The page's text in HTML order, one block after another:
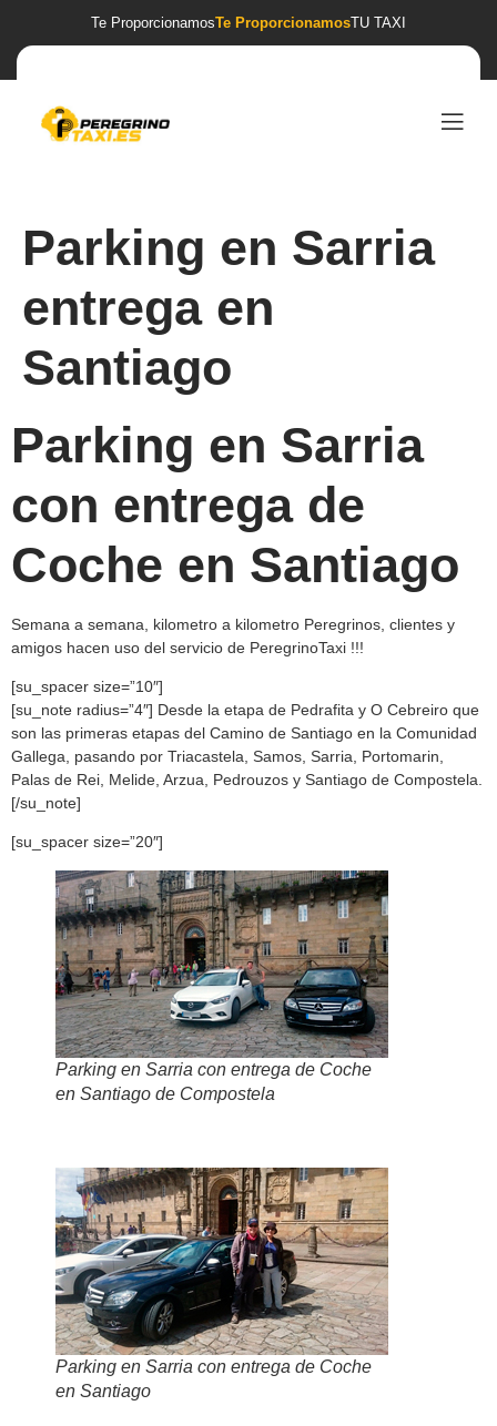
Te ProporcionamosTe ProporcionamosTU TAXI
Parking en Sarria
entrega en
Santiago
Parking en Sarria
con entrega de
Coche en Santiago
Semana a semana, kilometro a kilometro Peregrinos, clientes y
amigos hacen uso del servicio de PeregrinoTaxi !!!
[su_spacer size=”10″]
[su_note radius=”4″] Desde la etapa de Pedrafita y O Cebreiro que
son las primeras etapas del Camino de Santiago en la Comunidad
Gallega, pasando por Triacastela, Samos, Sarria, Portomarin,
Palas de Rei, Melide, Arzua, Pedrouzos y Santiago de Compostela.
[/su_note]
[su_spacer size=”20″]
Parking en Sarria con entrega de Coche
en Santiago de Compostela
Parking en Sarria con entrega de Coche
en Santiago